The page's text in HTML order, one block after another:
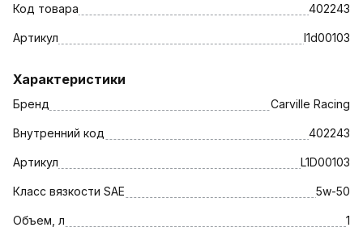
Код товара 402243
Артикул l1d00103
Характеристики
Бренд Carville Racing
Внутренний код 402243
Артикул L1D00103
Класс вязкости SAE 5w-50
Объем, л 1